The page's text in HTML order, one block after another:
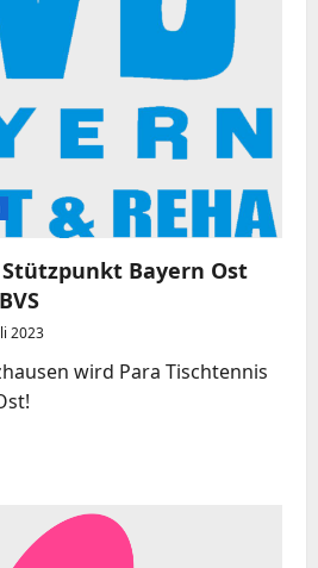
Bayern Ost
2023
wird Para Tischtennis